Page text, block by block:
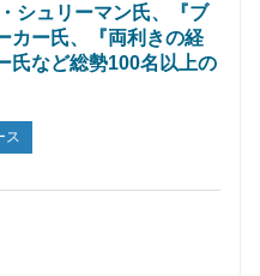
シュリーマン氏、『ブ
カー氏、『両利きの経
氏など総勢100名以上の
ス